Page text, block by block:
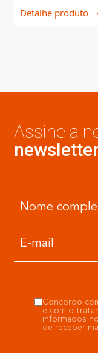
Detalhe produto
Assine a
Concordo
e com o
informados
de receber